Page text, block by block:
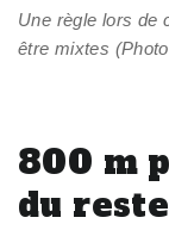
Une règle lors de
être mixtes
800 m
du